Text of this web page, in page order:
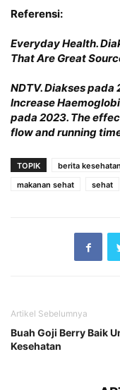
Referensi:
Everyday Health.
That Are Great
NDTV. Diakses pada
Increase
pada 2023. The
flow and running
TOPIK berita kesehatan
makanan sehat
sehat
Artikel Sebelumnya
Buah Goji Berry Baik
Kesehatan